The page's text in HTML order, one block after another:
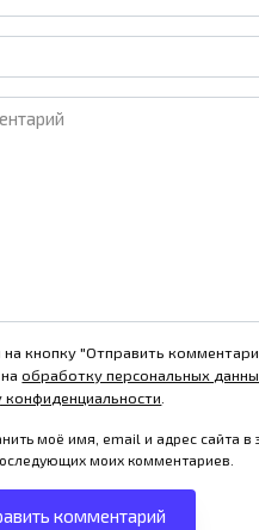
кнопку "Отправить
наобработку персональных
конфиденциальности.
моё имя, email и адрес сайта в
моих комментариев.